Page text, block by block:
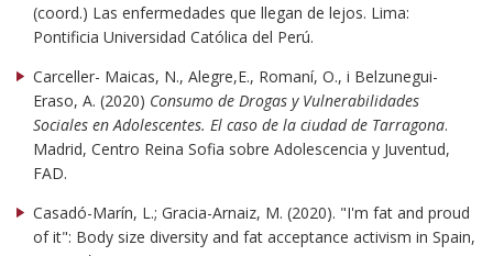
(coord.) Las enfermedades que llegan de lejos. Lima:
Pontificia Universidad Católica del Perú.
Carceller- Maicas, N., Alegre,E., Romaní, O., i Belzunegui-
Eraso, A. (2020) Consumo de Drogas y Vulnerabilidades
Sociales en Adolescentes. El caso de la ciudad de Tarragona.
Madrid, Centro Reina Sofia sobre Adolescencia y Juventud,
FAD.
Casadó-Marín, L.; Gracia-Arnaiz, M. (2020). "I'm fat and proud
of it": Body size diversity and fat acceptance activism in Spain,